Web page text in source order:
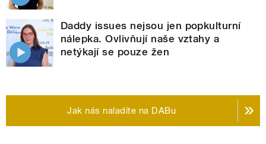
Daddy issues nejsou jen popkulturní
nálepka. Ovlivňují naše vztahy a
netýkají se pouze žen
Jak nás naladíte na DABu